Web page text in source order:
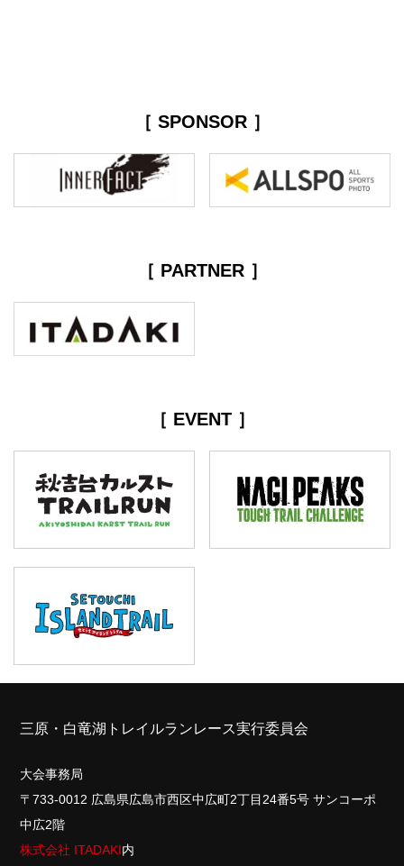
［ SPONSOR ］
［ PARTNER ］
［ EVENT ］
三原・白竜湖トレイルランレース実行委員会
大会事務局
〒733-0012 広島県広島市西区中広町2丁目24番5号 サンコーポ
中広2階
株式会社 ITADAKI内